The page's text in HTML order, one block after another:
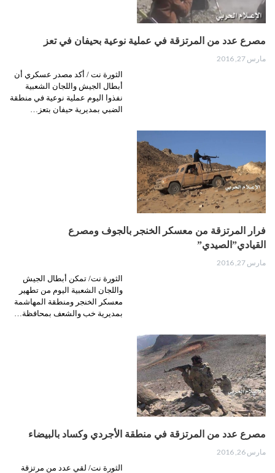
مصرع عدد من المرتزقة في عملية نوعية بحيفان في تعز
مارس 27, 2016
الثورة نت / أكد مصدر عسكري أن
أبطال الجيش واللجان الشعبية
نفذوا اليوم عملية نوعية في منطقة
الضبي بمديرية حيفان بتعز…
فرار المرتزقة من معسكر الخنجر بالجوف ومصرع
القيادي”الصيدي”
مارس 27, 2016
الثورة نت/ تمكن أبطال الجيش
واللجان الشعبية اليوم من تطهير
معسكر الخنجر ومنطقة المهاشمة
بمديرية خب والشعف بمحافظة…
مصرع عدد من المرتزقة في منطقة الأجردي وكساد بالبيضاء
مارس 26, 2016
الثورة نت/ لقي عدد من مرتزقة